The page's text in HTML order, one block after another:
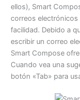
ellos), Smart
correos
facilidad. Debido a
escribir un correo
Smart Compose
Cuando vea una
botón «Tab» para